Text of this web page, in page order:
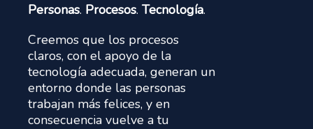
Personas. Procesos. Tecnología.
Creemos que los procesos
claros, con el apoyo de la
tecnología adecuada, generan un
entorno donde las personas
trabajan más felices, y en
consecuencia vuelve a tu